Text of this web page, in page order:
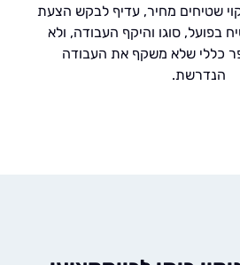
מחיר, עדיף לבקש הצעת
והיקף העבודה, ולא
משקף את העבודה